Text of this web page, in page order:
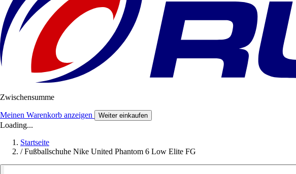
Zwischensumme
Meinen Warenkorb anzeigen Weiter einkaufen
Loading...
Startseite
/ Fußballschuhe Nike United Phantom 6 Low Elite FG